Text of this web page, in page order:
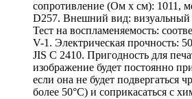
сопротивление (Ом х см): 1011,
D257. Внешний вид: визуальный
Тест на воспламеняемость:
V-1. Электрическая прочность:
JIS C 2410. Пригодность для
изображение будет постоянно
если она не будет подвергаться
более 50°С) и соприкасаться с